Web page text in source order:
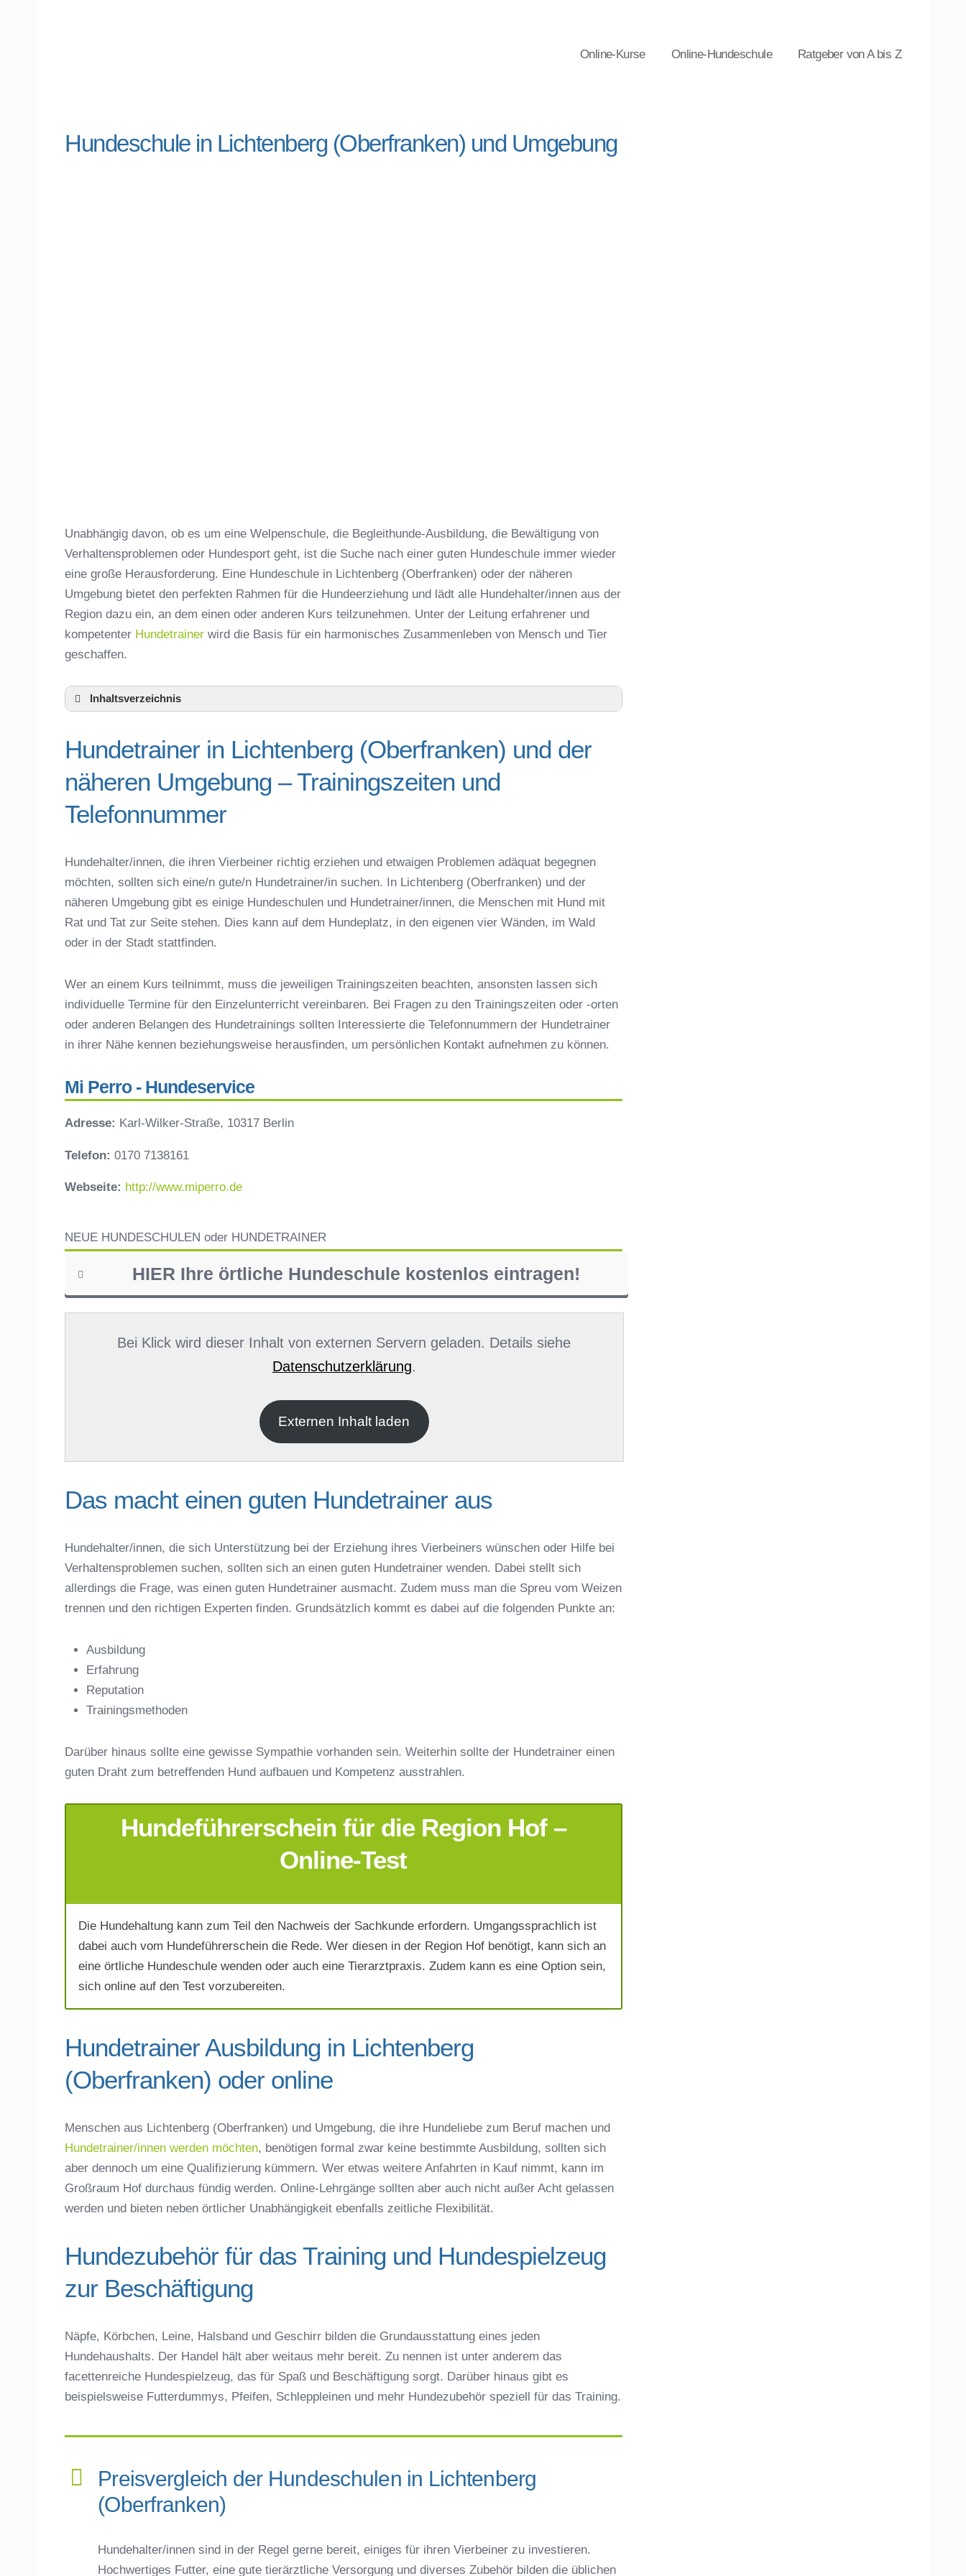
Online-Kurse Online-Hundeschule Ratgeber von A bis Z
Hundeschule in Lichtenberg (Oberfranken) und Umgebung
Unabhängig davon, ob es um eine Welpenschule, die Begleithunde-Ausbildung, die Bewältigung von
Verhaltensproblemen oder Hundesport geht, ist die Suche nach einer guten Hundeschule immer wieder
eine große Herausforderung. Eine Hundeschule in Lichtenberg (Oberfranken) oder der näheren
Umgebung bietet den perfekten Rahmen für die Hundeerziehung und lädt alle Hundehalter/innen aus der
Region dazu ein, an dem einen oder anderen Kurs teilzunehmen. Unter der Leitung erfahrener und
kompetenter Hundetrainer wird die Basis für ein harmonisches Zusammenleben von Mensch und Tier
geschaffen.
Inhaltsverzeichnis
Hundetrainer in Lichtenberg (Oberfranken) und der näheren Umgebung – Trainingszeiten und
Telefonnummer
Das macht einen guten Hundetrainer aus
Hundeführerschein für die Region Hof – Online-Test
Hundetrainer Ausbildung in Lichtenberg (Oberfranken) oder online
Preisvergleich der Hundeschulen in Lichtenberg (Oberfranken)
Hundeschulen vs. Hundesportvereine in Lichtenberg (Oberfranken)
So findet man den richtigen Hundetrainer in Lichtenberg (Oberfranken)
Darum lohnt sich der Besuch einer Hundeschule
Hundetrainer in Lichtenberg (Oberfranken) und der
näheren Umgebung – Trainingszeiten und
Telefonnummer
Hundehalter/innen, die ihren Vierbeiner richtig erziehen und etwaigen Problemen adäquat begegnen
möchten, sollten sich eine/n gute/n Hundetrainer/in suchen. In Lichtenberg (Oberfranken) und der
näheren Umgebung gibt es einige Hundeschulen und Hundetrainer/innen, die Menschen mit Hund mit
Rat und Tat zur Seite stehen. Dies kann auf dem Hundeplatz, in den eigenen vier Wänden, im Wald
oder in der Stadt stattfinden.
Wer an einem Kurs teilnimmt, muss die jeweiligen Trainingszeiten beachten, ansonsten lassen sich
individuelle Termine für den Einzelunterricht vereinbaren. Bei Fragen zu den Trainingszeiten oder -orten
oder anderen Belangen des Hundetrainings sollten Interessierte die Telefonnummern der Hundetrainer
in ihrer Nähe kennen beziehungsweise herausfinden, um persönlichen Kontakt aufnehmen zu können.
Mi Perro - Hundeservice
Adresse: Karl-Wilker-Straße, 10317 Berlin
Telefon: 0170 7138161
Webseite: http://www.miperro.de
NEUE HUNDESCHULEN oder HUNDETRAINER
HIER Ihre örtliche Hundeschule kostenlos eintragen!
Name der Hundeschule*
Anschrift
E-Mail-Adresse *
Telefonnummer*
Mit Absenden der Daten akzeptiere ich die
Absenden
Bei Klick wird dieser Inhalt von externen Servern geladen. Details siehe
Datenschutzerklärung.
Externen Inhalt laden
Das macht einen guten Hundetrainer aus
Hundehalter/innen, die sich Unterstützung bei der Erziehung ihres Vierbeiners wünschen oder Hilfe bei
Verhaltensproblemen suchen, sollten sich an einen guten Hundetrainer wenden. Dabei stellt sich
allerdings die Frage, was einen guten Hundetrainer ausmacht. Zudem muss man die Spreu vom Weizen
trennen und den richtigen Experten finden. Grundsätzlich kommt es dabei auf die folgenden Punkte an:
Ausbildung
Erfahrung
Reputation
Trainingsmethoden
Darüber hinaus sollte eine gewisse Sympathie vorhanden sein. Weiterhin sollte der Hundetrainer einen
guten Draht zum betreffenden Hund aufbauen und Kompetenz ausstrahlen.
Hundeführerschein für die Region Hof –
Online-Test
Die Hundehaltung kann zum Teil den Nachweis der Sachkunde erfordern. Umgangssprachlich ist
dabei auch vom Hundeführerschein die Rede. Wer diesen in der Region Hof benötigt, kann sich an
eine örtliche Hundeschule wenden oder auch eine Tierarztpraxis. Zudem kann es eine Option sein,
sich online auf den Test vorzubereiten.
Hundetrainer Ausbildung in Lichtenberg
(Oberfranken) oder online
Menschen aus Lichtenberg (Oberfranken) und Umgebung, die ihre Hundeliebe zum Beruf machen und
Hundetrainer/innen werden möchten, benötigen formal zwar keine bestimmte Ausbildung, sollten sich
aber dennoch um eine Qualifizierung kümmern. Wer etwas weitere Anfahrten in Kauf nimmt, kann im
Großraum Hof durchaus fündig werden. Online-Lehrgänge sollten aber auch nicht außer Acht gelassen
werden und bieten neben örtlicher Unabhängigkeit ebenfalls zeitliche Flexibilität.
Hundezubehör für das Training und Hundespielzeug
zur Beschäftigung
Näpfe, Körbchen, Leine, Halsband und Geschirr bilden die Grundausstattung eines jeden
Hundehaushalts. Der Handel hält aber weitaus mehr bereit. Zu nennen ist unter anderem das
facettenreiche Hundespielzeug, das für Spaß und Beschäftigung sorgt. Darüber hinaus gibt es
beispielsweise Futterdummys, Pfeifen, Schleppleinen und mehr Hundezubehör speziell für das Training.
Preisvergleich der Hundeschulen in Lichtenberg
(Oberfranken)
Hundehalter/innen sind in der Regel gerne bereit, einiges für ihren Vierbeiner zu investieren.
Hochwertiges Futter, eine gute tierärztliche Versorgung und diverses Zubehör bilden die üblichen